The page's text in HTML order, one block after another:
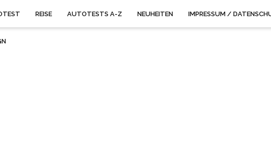
REISE AUTOTESTS A-Z NEUHEITEN IMPRESSUM /